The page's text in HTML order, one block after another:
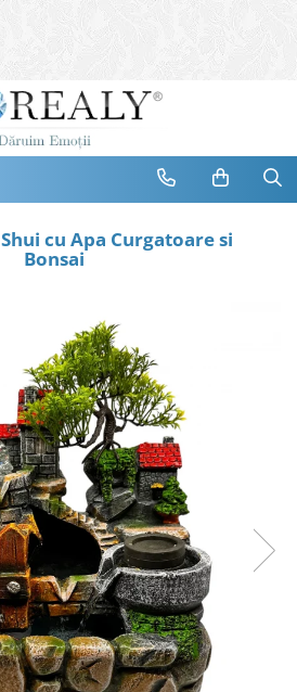
cu Apa Curgatoare si
Bonsai